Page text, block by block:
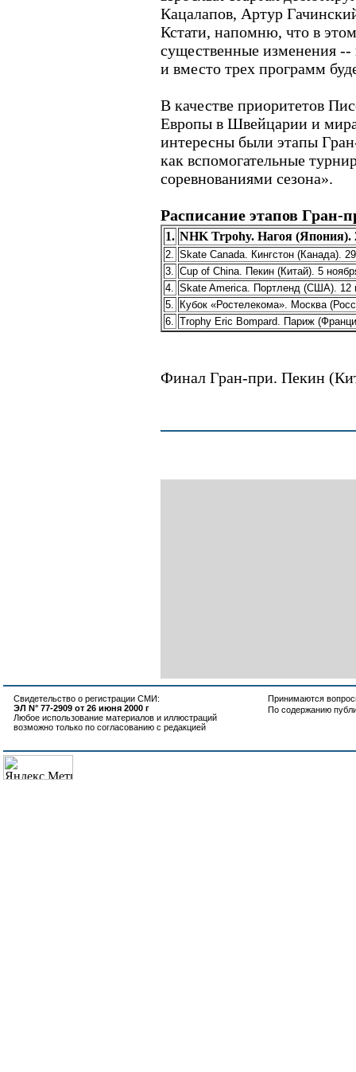
Кацалапов, Артур
Кстати, напомню, что в
существенные изменения --
и вместо трех программ
В качестве приоритетов
Европы в Швейцарии и
интересны были этапы
как вспомогательные
соревнованиями сезона».
Расписание этапов Гран-
1. NHK Trpohy. Нагоя (Япония).
2. Skate Canada. Кингстон (Канада).
3. Cup of China. Пекин (Китай). 5
4. Skate America. Портленд (США). 12
5.
Кубок «Ростелекома». Москва
6. Trophy Eric Bompard. Париж
Финал Гран-при. Пекин
Свидетельство о регистрации СМИ:
ЭЛ N° 77-2909 от 26 июня 2000 г
Любое использование материалов и иллюстраций
возможно только по согласованию с редакцией
Принимаются
По содержанию